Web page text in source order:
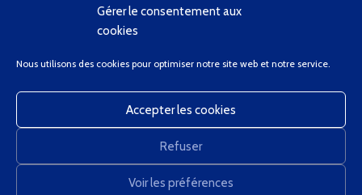
Gérer le consentement aux
cookies
Nous utilisons des cookies pour optimiser notre site web et notre service.
Accepter les cookies
Refuser
Voir les préférences
Contactez-nous
Bienvenue
Client Privilège
Mon Compte
Panier